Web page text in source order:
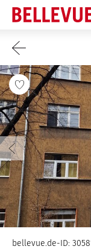
bellevue.de-ID: